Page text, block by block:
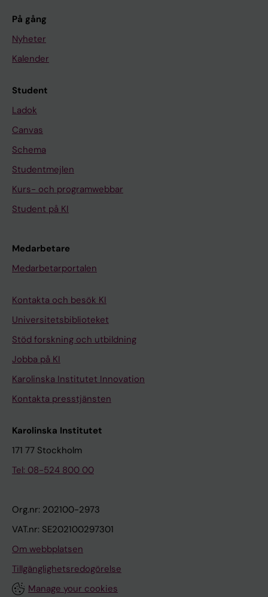
På gång
Nyheter
Kalender
Student
Ladok
Canvas
Schema
Studentmejlen
Kurs- och programwebbar
Student på KI
Medarbetare
Medarbetarportalen
Kontakta och besök KI
Universitetsbiblioteket
Stöd forskning och utbildning
Jobba på KI
Karolinska Institutet Innovation
Kontakta presstjänsten
Karolinska Institutet
171 77 Stockholm
Tel: 08-524 800 00
Org.nr: 202100-2973
VAT.nr: SE202100297301
Om webbplatsen
Tillgänglighetsredogörelse
Manage your cookies